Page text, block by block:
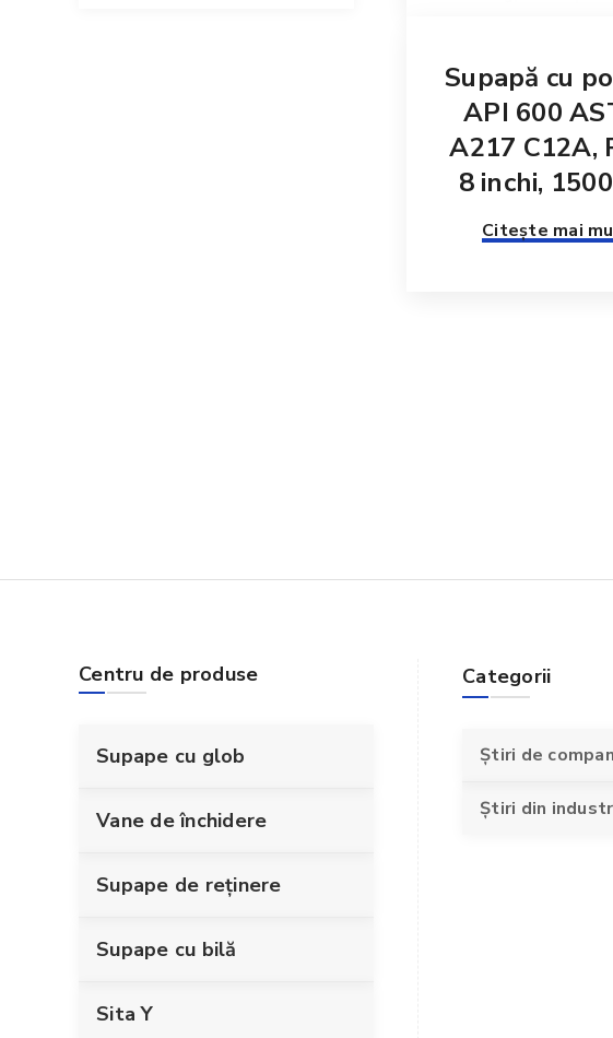
Supapă cu
API 600
A217 C12A,
8 inchi,
Citește mai
Centru de produse
Supape cu glob
Vane de închidere
Supape de reținere
Supape cu bilă
Sita Y
Categorii
Știri de
Știri din